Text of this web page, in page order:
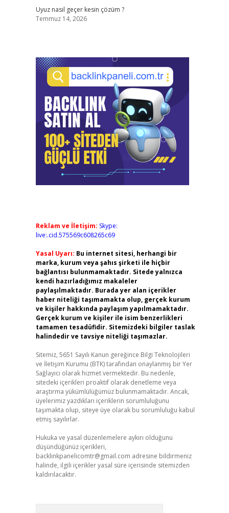
Uyuz nasıl geçer kesin çözüm ?
Temmuz 14, 2026
Reklam ve İletişim: Skype:
live:.cid.575569c608265c69
Yasal Uyarı: Bu internet sitesi, herhangi bir
marka, kurum veya şahıs şirketi ile hiçbir
bağlantısı bulunmamaktadır. Sitede yalnızca
kendi hazırladığımız makaleler
paylaşılmaktadır. Burada yer alan içerikler
haber niteliği taşımamakta olup, gerçek kurum
ve kişiler hakkında paylaşım yapılmamaktadır.
Gerçek kurum ve kişiler ile isim benzerlikleri
tamamen tesadüfidir. Sitemizdeki bilgiler taslak
halindedir ve tavsiye niteliği taşımazlar.
Sitemiz, 5651 Sayılı Kanun gereğince Bilgi Teknolojileri
ve İletişim Kurumu (BTK) tarafından onaylanmış bir Yer
Sağlayıcı olarak hizmet vermektedir. Bu nedenle,
sitedeki içerikleri proaktif olarak denetleme veya
araştırma yükümlülüğümüz bulunmamaktadır. Ancak,
üyelerimiz yazdıkları içeriklerin sorumluluğunu
taşımakta olup, siteye üye olarak bu sorumluluğu kabul
etmiş sayılırlar.
Hukuka ve yasal düzenlemelere aykırı olduğunu
düşündüğünüz içerikleri,
backlinkpanelicomtr@gmail.com adresine bildirmeniz
halinde, ilgili içerikler yasal süre içerisinde sitemizden
kaldırılacaktır.